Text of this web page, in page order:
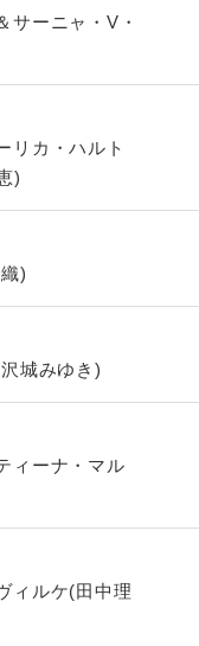
ーニャ・V・
リカ・ハルト
)
)
城みゆき)
ィーナ・マル
ィルケ(田中理